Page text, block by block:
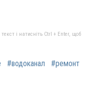
і натисніть Ctrl + Enter, щоб
#водоканал
#ремонт